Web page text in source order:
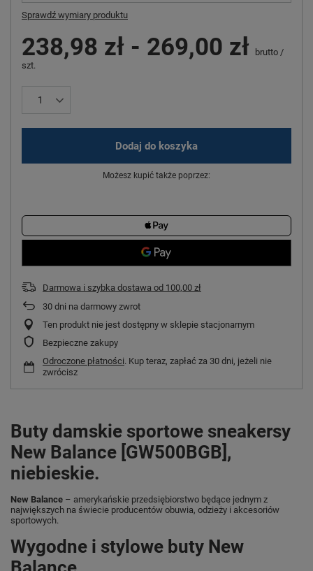
Sprawdź wymiary produktu
238,98 zł - 269,00 zł brutto /
szt.
Dodaj do koszyka
Możesz kupić także poprzez:
Darmowa i szybka dostawa od 100,00 zł
30 dni na darmowy zwrot
Ten produkt nie jest dostępny w sklepie stacjonarnym
Bezpieczne zakupy
Odroczone płatności. Kup teraz, zapłać za 30 dni, jeżeli nie
zwrócisz
Buty damskie sportowe sneakersy
New Balance [GW500BGB],
niebieskie.
New Balance – amerykańskie przedsiębiorstwo będące jednym z
największych na świecie producentów obuwia, odzieży i akcesoriów
sportowych.
Wygodne i stylowe buty New